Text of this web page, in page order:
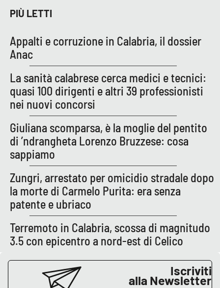
Lactv.it
Lacitymag.it
Lacapitalenews.it
Ilreggino.it
Cosenzachannel.it
Ilvibonese.it
Catanzarochannel.it
APP
Android
Apple
PIÙ LETTI
Appalti e corruzione in Calabria, il dossier
Anac
La sanità calabrese cerca medici e tecnici:
quasi 100 dirigenti e altri 39 professionisti
nei nuovi concorsi
Giuliana scomparsa, è la moglie del pentito
di ’ndrangheta Lorenzo Bruzzese: cosa
sappiamo
Zungri, arrestato per omicidio stradale dopo
la morte di Carmelo Purita: era senza
patente e ubriaco
Terremoto in Calabria, scossa di magnitudo
3.5 con epicentro a nord-est di Celico
Iscriviti
alla Newsletter